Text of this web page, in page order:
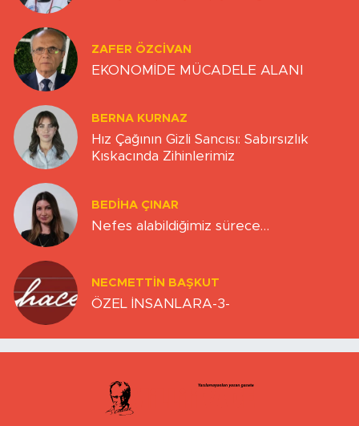
ZAFER ÖZCIVAN
EKONOMİDE MÜCADELE ALANI
BERNA KURNAZ
Hız Çağının Gizli Sancısı: Sabırsızlık
Kıskacında Zihinlerimiz
BEDIHA ÇINAR
Nefes alabildiğimiz sürece…
NECMETTIN BAŞKUT
ÖZEL İNSANLARA-3-